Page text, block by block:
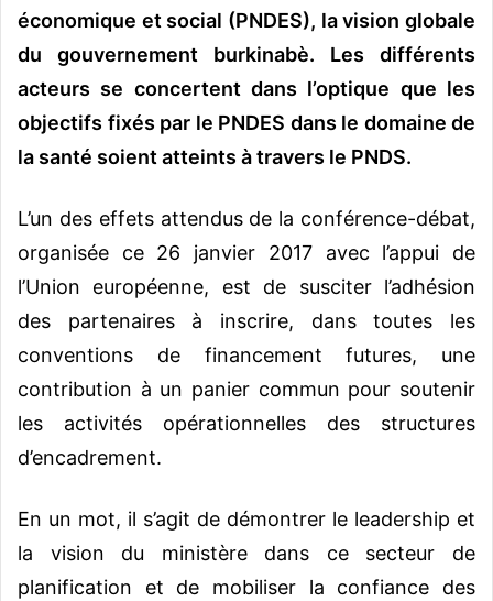
économique et social (PNDES), la vision globale
du gouvernement burkinabè. Les différents
acteurs se concertent dans l’optique que les
objectifs fixés par le PNDES dans le domaine de
la santé soient atteints à travers le PNDS.
L’un des effets attendus de la conférence-débat,
organisée ce 26 janvier 2017 avec l’appui de
l’Union européenne, est de susciter l’adhésion
des partenaires à inscrire, dans toutes les
conventions de financement futures, une
contribution à un panier commun pour soutenir
les activités opérationnelles des structures
d’encadrement.
En un mot, il s’agit de démontrer le leadership et
la vision du ministère dans ce secteur de
planification et de mobiliser la confiance des